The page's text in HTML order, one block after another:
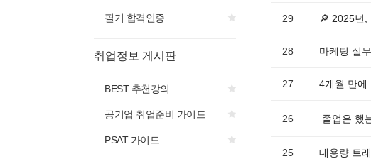
필기 합격인증
취업정보 게시판
BEST 추천강의
공기업 취업준비 가이드
PSAT 가이드
29 🔎 2025년,
28
27 4개월 만에
26
25